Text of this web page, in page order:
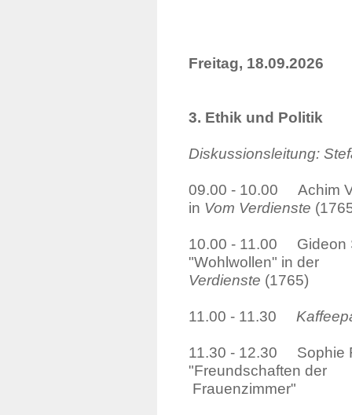
Freitag, 18.09.2026
3. Ethik und Politik
Diskussionsleitung:
09.00 - 10.00 Achim
in Vom Verdienste
10.00 - 11.00 Gideon
Verdienste (1765)
11.00 - 11.30
11.30 - 12.30 Sophie
Frauenzimmer"